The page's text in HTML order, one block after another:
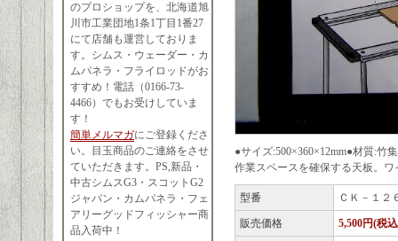
のプロショップを、北海道旭
川市工業団地1条1丁目1番27
にて店舗も運営しておりま
す。シムス・ウェーダー・カ
ムパネラ・フライロッドがお
すすめ！電話（0166-73-
4466）でもお受けしていま
す！
簡単メルマガにご登録くださ
い。目玉商品のご連絡をさせ
ていただきます。PS,新品・
中古シムスG3・スコットG2
ジャパン・カムパネラ・フェ
アリーグッドフィッシャー商
品入荷中！
●サイズ:500×360×12mm●材質:竹
作業スペースを確保する天板。
型番 ＣＫ－１２
販売価格 5,500円(税